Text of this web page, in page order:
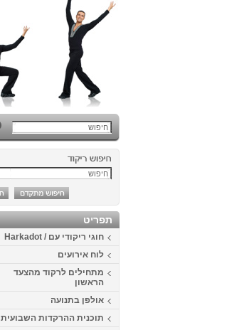
תפריט
חוגי ריקודי עם / Harkadot
לוח אירועים
מתחילים לרקוד מהצעד
הראשון
אולפן בתנועה
תוכנית ההרקדות השבועית